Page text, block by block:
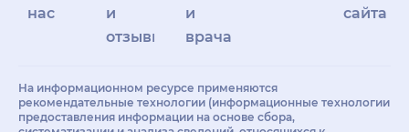
нас
и
отзывы
и
врачам
сайта
На информационном ресурсе применяются
рекомендательные технологии (информационные технологии
предоставления информации на основе сбора,